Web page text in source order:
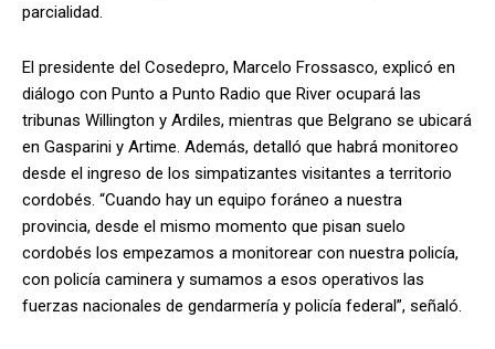
parcialidad.
El presidente del Cosedepro, Marcelo Frossasco, explicó en
diálogo con Punto a Punto Radio que River ocupará las
tribunas Willington y Ardiles, mientras que Belgrano se ubicará
en Gasparini y Artime. Además, detalló que habrá monitoreo
desde el ingreso de los simpatizantes visitantes a territorio
cordobés. “Cuando hay un equipo foráneo a nuestra
provincia, desde el mismo momento que pisan suelo
cordobés los empezamos a monitorear con nuestra policía,
con policía caminera y sumamos a esos operativos las
fuerzas nacionales de gendarmería y policía federal”, señaló.